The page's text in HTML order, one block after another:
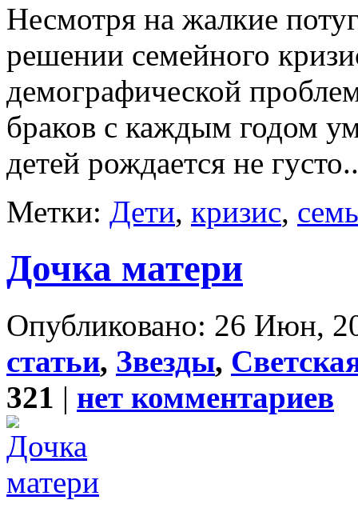
Несмотря на жалкие
решении семейного
демографической
браков с каждым годом
детей рождается не
Метки: Дети, кризис,
Дочка матери
Опубликовано: 26 Июн,
статьи, Звезды,
321 | нет комментариев